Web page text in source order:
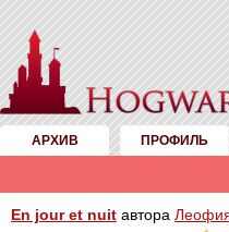
АРХИВ ПРОФИЛЬ
En jour et nuit автора